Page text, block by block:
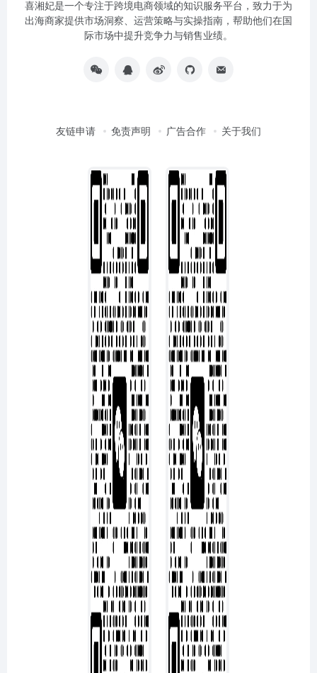
喜湘妃是一个专注于跨境电商领域的知识服务平台，致力于为
出海商家提供市场洞察、运营策略与实操指南，帮助他们在国
际市场中提升竞争力与销售业绩。
友链申请 免责声明 广告合作 关于我们